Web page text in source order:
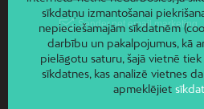
sīkdatņu izmantošanai
nepieciešamajām sīkdatnēm
darbību un pakalpojumus, kā
pielāgotu saturu, šajā vietnē
sīkdatnes, kas analizē vietnes
apmeklējiet